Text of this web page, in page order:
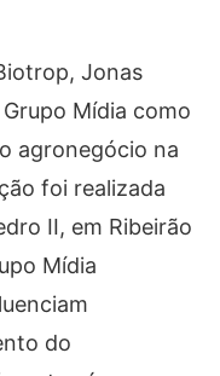
Jonas
Mídia como
agronegócio na
foi realizada
II, em Ribeirão
Mídia
do